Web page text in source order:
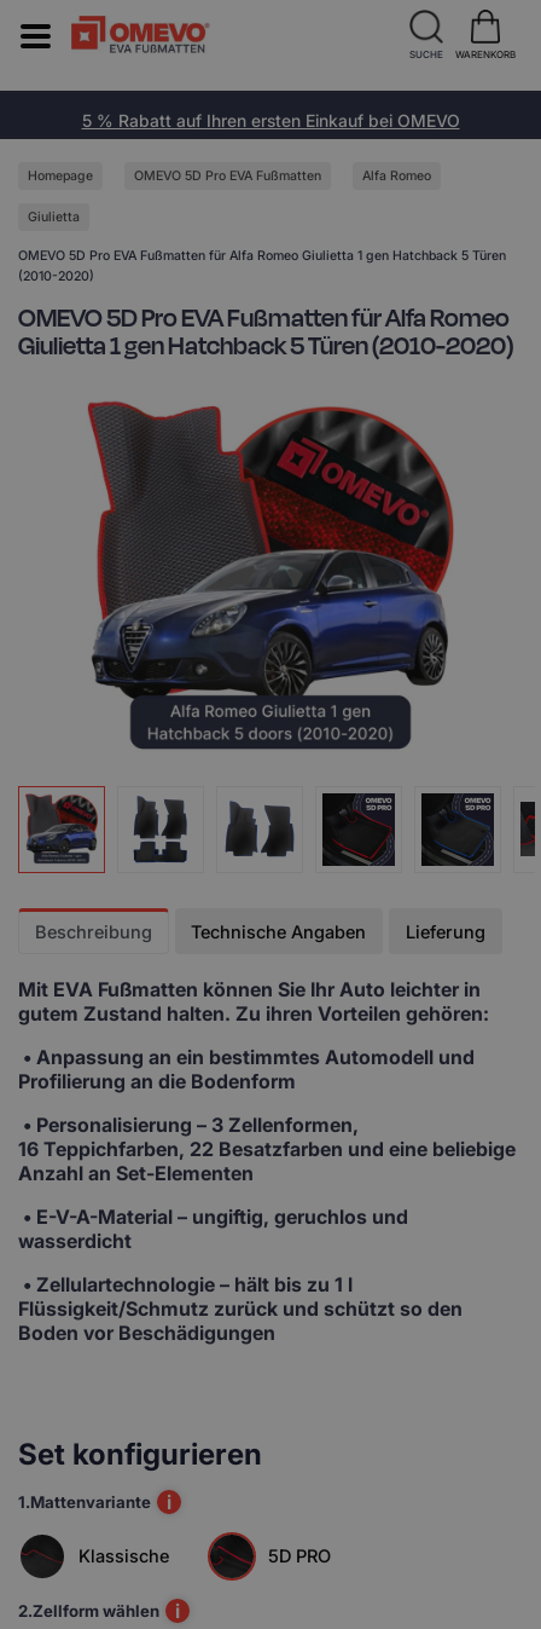
5 % Rabatt auf Ihren ersten Einkauf bei OMEVO
Homepage OMEVO 5D Pro EVA Fußmatten Alfa Romeo
Giulietta
OMEVO 5D Pro EVA Fußmatten für Alfa Romeo Giulietta 1 gen Hatchback 5 Türen
(2010-2020)
OMEVO 5D Pro EVA Fußmatten für Alfa Romeo
Giulietta 1 gen Hatchback 5 Türen (2010-2020)
Beschreibung Technische Angaben Lieferung
Mit EVA Fußmatten können Sie Ihr Auto leichter in
gutem Zustand halten. Zu ihren Vorteilen gehören:
• Anpassung an ein bestimmtes Automodell und
Profilierung an die Bodenform
• Personalisierung – 3 Zellenformen,
16 Teppichfarben, 22 Besatzfarben und eine beliebige
Anzahl an Set-Elementen
• E-V-A-Material – ungiftig, geruchlos und
wasserdicht
• Zellulartechnologie – hält bis zu 1 l
Flüssigkeit/Schmutz zurück und schützt so den
Boden vor Beschädigungen
Set konfigurieren
1.Mattenvariante i
Klassische 5D PRO
2.Zellform wählen i
SUCHE WARENKORB